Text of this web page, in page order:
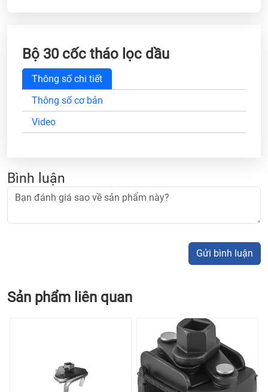
Bộ 30 cốc tháo lọc dầu
Thông số chi tiết
Thông số cơ bản
Video
Bình luận
Gửi bình luận
Sản phẩm liên quan